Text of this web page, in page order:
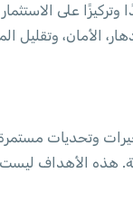
باتت الأهداف العقارية في
الأمان، وتقليل
هذه الأهداف